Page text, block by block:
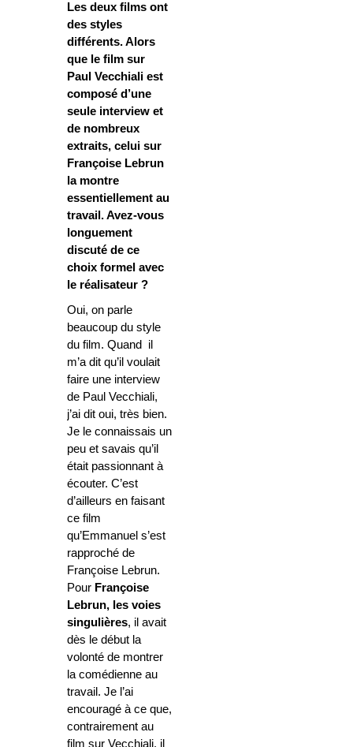
Les deux films ont
des styles
différents. Alors
que le film sur
Paul Vecchiali est
composé d’une
seule interview et
de nombreux
extraits, celui sur
Françoise Lebrun
la montre
essentiellement au
travail. Avez-vous
longuement
discuté de ce
choix formel avec
le réalisateur ?
Oui, on parle
beaucoup du style
du film. Quand il
m’a dit qu’il voulait
faire une interview
de Paul Vecchiali,
j’ai dit oui, très bien.
Je le connaissais un
peu et savais qu’il
était passionnant à
écouter. C’est
d’ailleurs en faisant
ce film
qu’Emmanuel s’est
rapproché de
Françoise Lebrun.
Pour Françoise
Lebrun, les voies
singulières, il avait
dès le début la
volonté de montrer
la comédienne au
travail. Je l’ai
encouragé à ce que,
contrairement au
film sur Vecchiali, il